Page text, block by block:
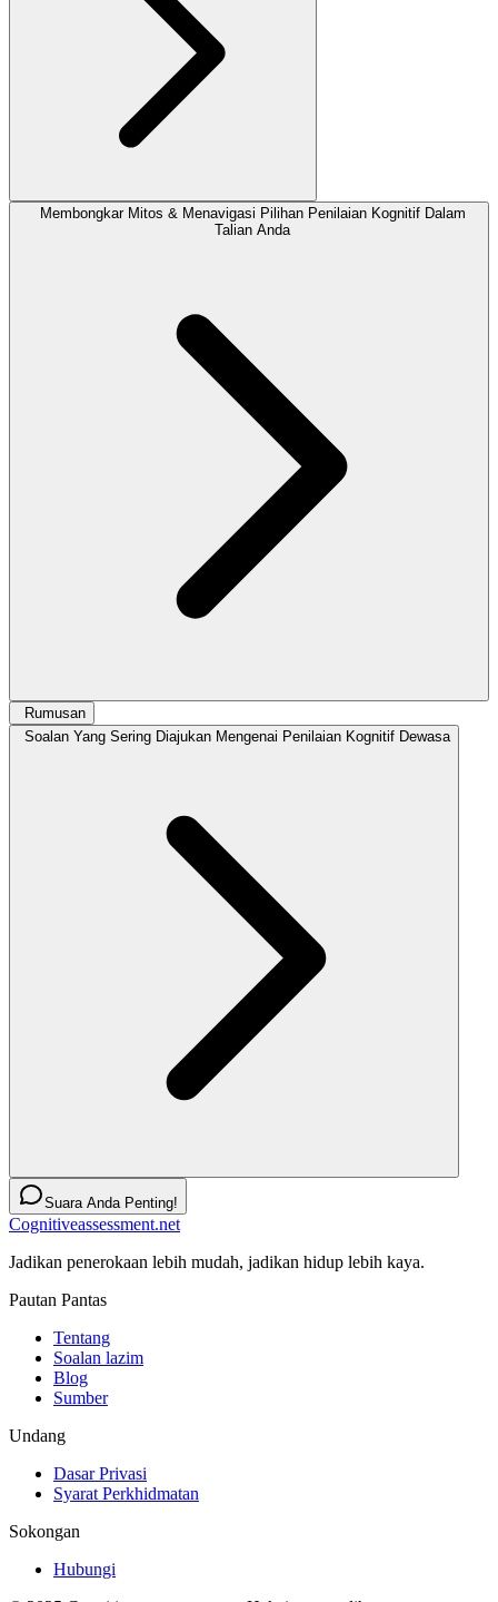
Membongkar Mitos & Menavigasi Pilihan Penilaian Kognitif Dalam
Talian Anda
Rumusan
Soalan Yang Sering Diajukan Mengenai Penilaian Kognitif Dewasa
Suara Anda Penting!
Cognitiveassessment.net
Jadikan penerokaan lebih mudah, jadikan hidup lebih kaya.
Pautan Pantas
Tentang
Soalan lazim
Blog
Sumber
Undang
Dasar Privasi
Syarat Perkhidmatan
Sokongan
Hubungi